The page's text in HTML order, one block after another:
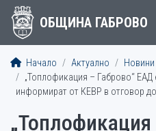
ОБЩИНА ГАБРОВО
Начало Актуално
Новини
„Топлофикация – Габрово“
информират от КЕВР в отговор
„Топлофикация